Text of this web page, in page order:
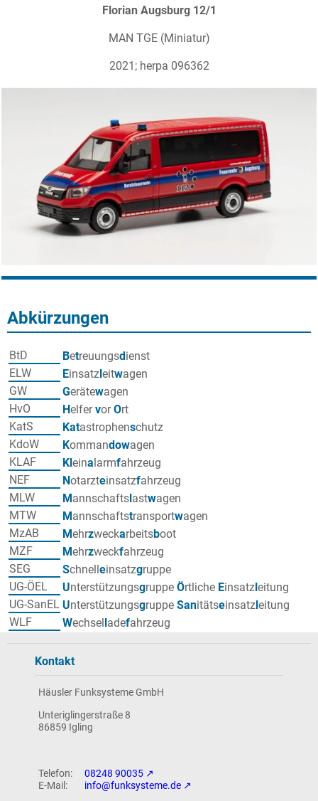
Florian Augsburg 12/1
MAN TGE (Miniatur)
2021; herpa 096362
Abkürzungen
BtD Betreuungsd ienst
ELW
Einsatz eitwagen
GW
Gerätewagen
HvO
HelfervorOrt
KatS
Katastrophenschutz
KdoW
Kommandowagen
KLAF
Kl eina larmfahrzeug
NEF
Notarzteinsatzfahrzeug
MLW
M annschafts astwagen
MTW
M annschaftstransportwagen
MzAB
Mehrzweckarbeitsboot
MZF
Mehrzweckfahrzeug
SEG
Schnell einsatzgruppe
UG-ÖEL
Unterstützungsgruppe Örtliche Einsatz eitung
UG-SanEL Unterstützungsgruppe Sanitätseinsatz eitung
WLF
Wechsel adefahrzeug
Kontakt
Häusler Funksysteme GmbH
Unteriglingerstraße 8
86859 Igling
08248 90035
info@funksysteme.de